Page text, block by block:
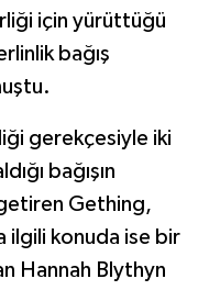
için yürüttüğü
bağış
gerekçesiyle iki
bağışın
getiren Gething,
ilgili konuda ise bir
Hannah Blythyn